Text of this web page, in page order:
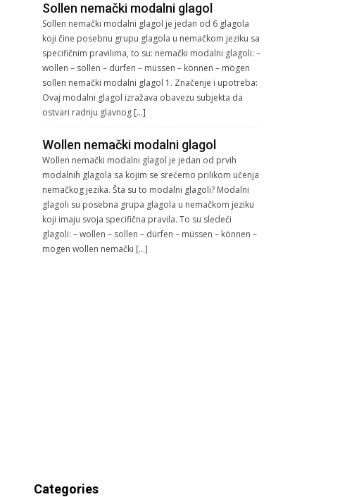
Sollen nemački modalni glagol
Sollen nemački modalni glagol je jedan od 6 glagola
koji čine posebnu grupu glagola u nemačkom jeziku sa
specifičnim pravilima, to su: nemački modalni glagoli: –
wollen – sollen – dürfen – müssen – können – mögen
sollen nemački modalni glagol 1. Značenje i upotreba:
Ovaj modalni glagol izražava obavezu subjekta da
ostvari radnju glavnog […]
Wollen nemački modalni glagol
Wollen nemački modalni glagol je jedan od prvih
modalnih glagola sa kojim se srećemo prilikom učenja
nemačkog jezika. Šta su to modalni glagoli? Modalni
glagoli su posebna grupa glagola u nemačkom jeziku
koji imaju svoja specifična pravila. To su sledeći
glagoli: – wollen – sollen – dürfen – müssen – können –
mögen wollen nemački […]
Categories